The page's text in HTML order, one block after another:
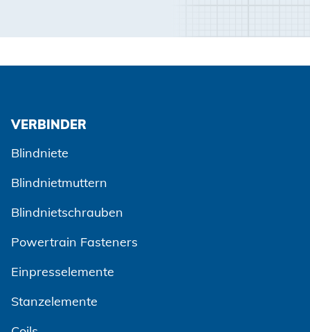
VERBINDER
Blindniete
Blindnietmuttern
Blindnietschrauben
Powertrain Fasteners
Einpresselemente
Stanzelemente